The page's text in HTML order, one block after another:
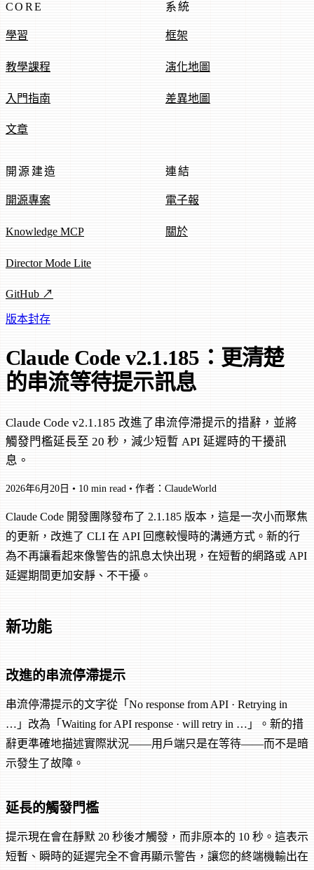
CORE
學習
教學課程
入門指南
文章
系統
框架
演化地圖
差異地圖
開源建造
開源專案
Knowledge MCP
Director Mode Lite
GitHub ↗
連結
電子報
關於
版本封存
Claude Code v2.1.185：更清楚
的串流等待提示訊息
Claude Code v2.1.185 改進了串流停滯提示的措辭，並將
觸發門檻延長至 20 秒，減少短暫 API 延遲時的干擾訊
息。
2026年6月20日 • 10 min read • 作者：ClaudeWorld
Claude Code 開發團隊發布了 2.1.185 版本，這是一次小而聚焦
的更新，改進了 CLI 在 API 回應較慢時的溝通方式。新的行
為不再讓看起來像警告的訊息太快出現，在短暫的網路或 API
延遲期間更加安靜、不干擾。
新功能
改進的串流停滯提示
串流停滯提示的文字從「No response from API · Retrying in
…」改為「Waiting for API response · will retry in …」。新的措
辭更準確地描述實際狀況——用戶端只是在等待——而不是暗
示發生了故障。
延長的觸發門檻
提示現在會在靜默 20 秒後才觸發，而非原本的 10 秒。這表示
短暫、瞬時的延遲完全不會再顯示警告，讓您的終端機輸出在